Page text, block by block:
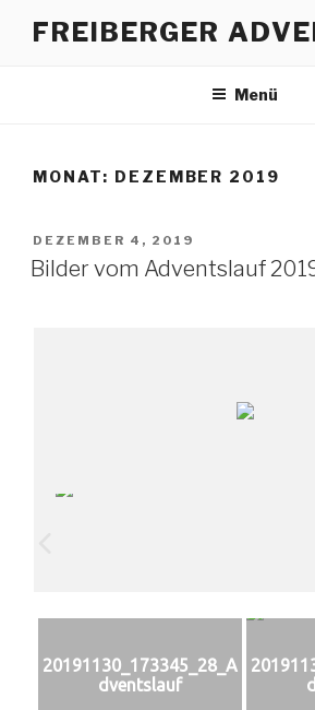
InhaltFREIBERGER
Menü
MONAT: DEZEMBER 2019
VERÖFFENTLICHT
AM
DEZEMBER 4, 2019
Bilder vom Adventslauf
20191130_173345_28_A
dventslauf